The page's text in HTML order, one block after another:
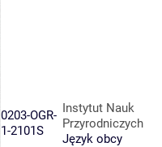
0203-OGR-
1-2101S
Instytut Nauk
Przyrodniczych
Język obcy